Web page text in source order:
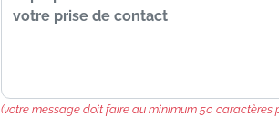
(votre message doit faire au minimum 50 caractères